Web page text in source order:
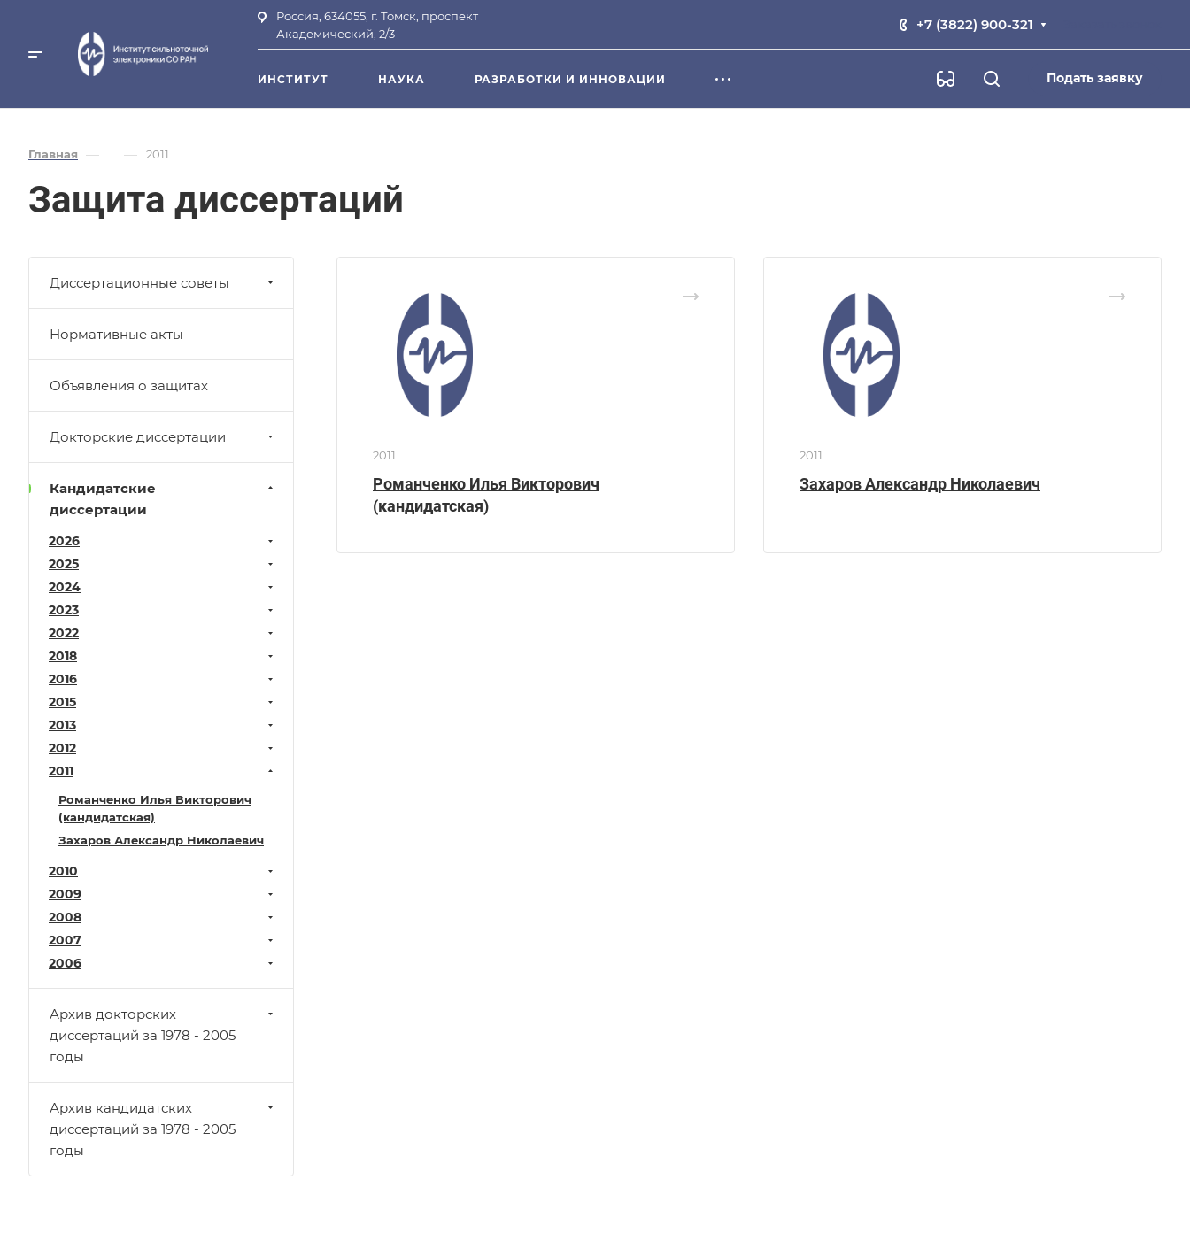
Россия, 634055, г. Томск, проспект
Академический, 2/3
+7 (3822) 900-321
ИНСТИТУТ НАУКА РАЗРАБОТКИ И ИННОВАЦИИ Подать заявку
Главная — — 2011
Защита диссертаций
2011
Романченко Илья Викторович
(кандидатская)
2011
Захаров Александр Николаевич
Диссертационные советы
Нормативные акты
Объявления о защитах
Докторские диссертации
Кандидатские
диссертации
2026
2025
2024
2023
2022
2018
2016
2015
2013
2012
2011
Романченко Илья Викторович
(кандидатская)
Захаров Александр Николаевич
2010
2009
2008
2007
2006
Архив докторских
диссертаций за 1978 - 2005
годы
Архив кандидатских
диссертаций за 1978 - 2005
годы